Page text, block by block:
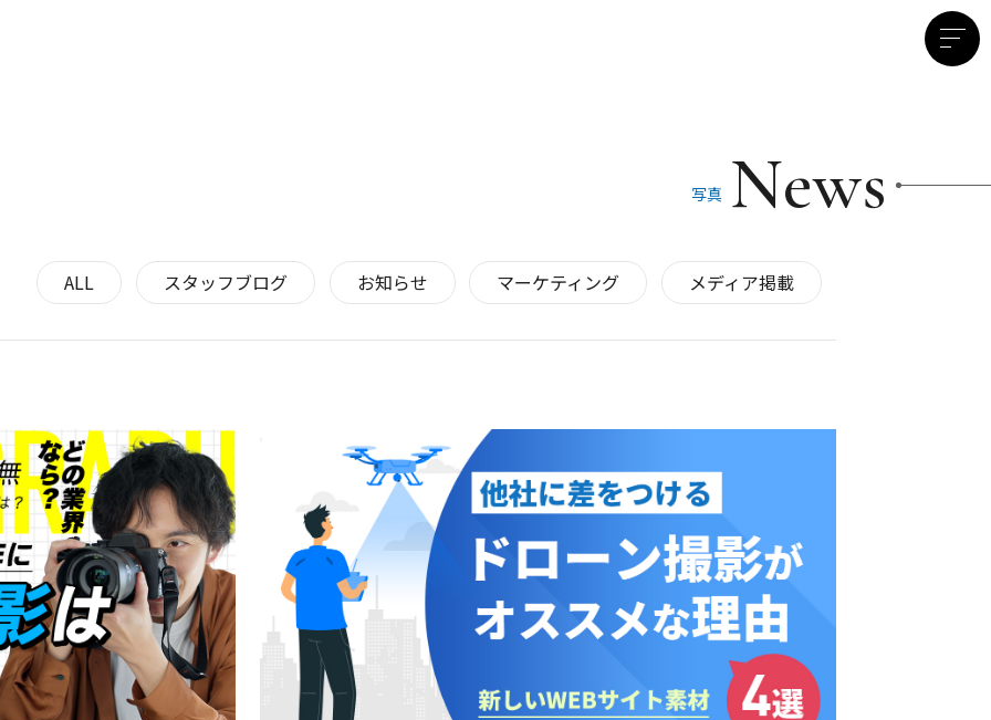
写真 News
ALL スタッフブログ お知らせ マーケティング メディア掲載